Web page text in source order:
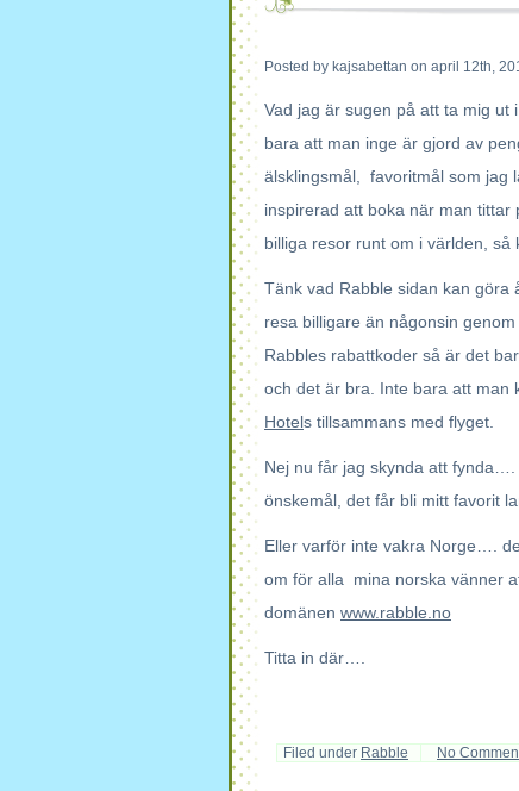
Posted by kajsabettan on april 12th,
Vad jag är sugen på att ta mig ut
bara att man inge är gjord av
älsklingsmål, favoritmål som jag
inspirerad att boka när man tittar
billiga resor runt om i världen, så
Tänk vad Rabble sidan kan göra
resa billigare än någonsin
Rabbles rabattkoder så är det
och det är bra. Inte bara att man
Hotels tillsammans med flyget.
Nej nu får jag skynda att
önskemål, det får bli mitt favorit
Eller varför inte vakra Norge….
om för alla mina norska vänner
domänen www.rabble.no
Titta in där….
Filed under Rabble No